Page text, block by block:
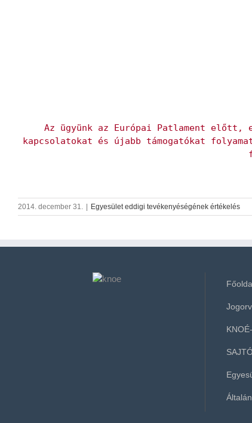
Az ügyünk az Európai Patlament előtt,
kapcsolatokat és újabb támogatókat
2014. december 31. | Egyesület eddigi tevékenyéségének értékelés